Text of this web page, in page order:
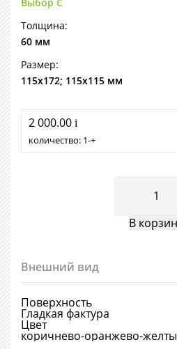
Толщина:
60 мм
Размер:
115х172; 115х115 мм
2 000.00 i
количество: 1 +
Внешний вид
Поверхность
Гладкая фактура
Цвет
коричнево-оранжево-